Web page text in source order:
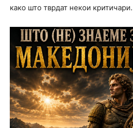
како што тврдат некои критичари.